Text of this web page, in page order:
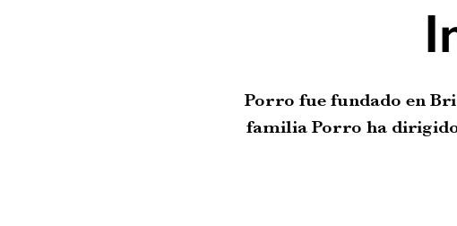
Porro fue fundado en
familia Porro ha